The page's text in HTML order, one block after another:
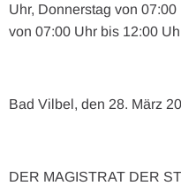
Uhr, Donnerstag von
von 07:00 Uhr bis 12:00
Bad Vilbel, den 28. März
DER MAGISTRAT DER